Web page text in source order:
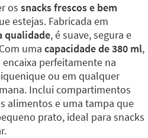
os snacks frescos e bem
estejas. Fabricada em
qualidade, é suave, segura e
uma capacidade de 380 ml,
perfeitamente na
ou em qualquer
Inclui compartimentos
alimentos e uma tampa que
prato, ideal para snacks